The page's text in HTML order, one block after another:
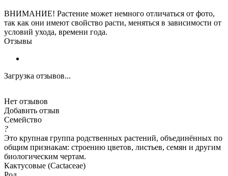
ВНИМАНИЕ! Растение может немного отличаться от фото,
так как они имеют свойство расти, меняться в зависимости от
условий ухода, времени года.
Отзывы
Загрузка отзывов...
Нет отзывов
Добавить отзыв
Семейство
?
Это крупная группа родственных растений, объединённых по
общим признакам: строению цветов, листьев, семян и другим
биологическим чертам.
Кактусовые (Cactaceae)